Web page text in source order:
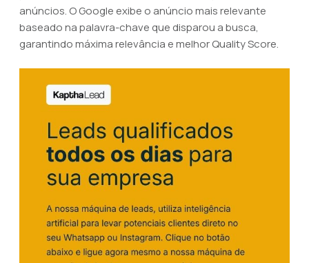
anúncios. O Google exibe o anúncio mais relevante
baseado na palavra-chave que disparou a busca,
garantindo máxima relevância e melhor Quality Score.